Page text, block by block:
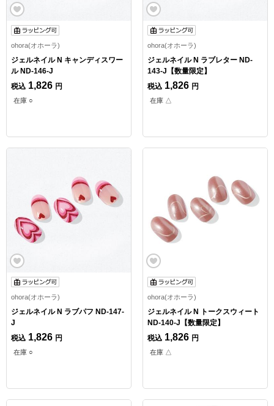
ohora(オホーラ)
ジェルネイル N キャンディスワー
ル ND-146-J
税込 1,826 円
在庫 ○
ohora(オホーラ)
ジェルネイル N ラブレター ND-
143-J【数量限定】
税込 1,826 円
在庫 △
ohora(オホーラ)
ジェルネイル N ラブパフ ND-147-
J
税込 1,826 円
在庫 ○
ohora(オホーラ)
ジェルネイル N トークスウィート
ND-140-J【数量限定】
税込 1,826 円
在庫 △